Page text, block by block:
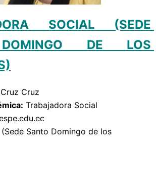
SOCIAL (SEDE
DE LOS
Cruz
Trabajadora Social
(Sede Santo Domingo de los